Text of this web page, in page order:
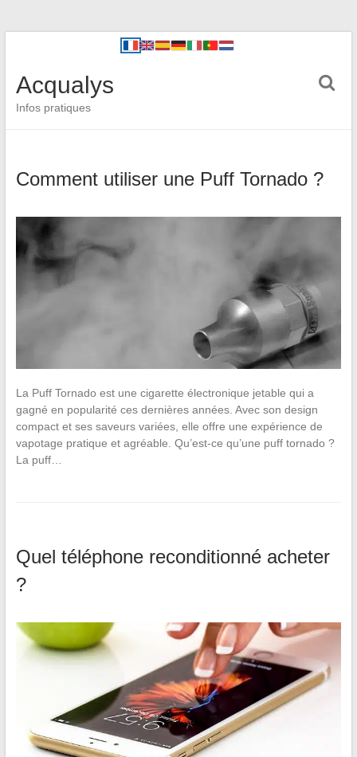
Acqualys
Infos pratiques
Comment utiliser une Puff Tornado ?
La Puff Tornado est une cigarette électronique jetable qui a
gagné en popularité ces dernières années. Avec son design
compact et ses saveurs variées, elle offre une expérience de
vapotage pratique et agréable. Qu’est-ce qu’une puff tornado ?
La puff…
Quel téléphone reconditionné acheter
?